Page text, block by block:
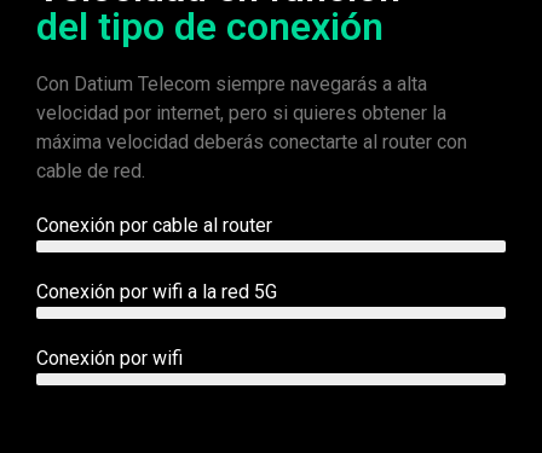
del tipo de conexión
Con Datium Telecom siempre navegarás a alta
velocidad por internet, pero si quieres obtener la
máxima velocidad deberás conectarte al router con
cable de red.
Conexión por cable al router
Conexión por wifi a la red 5G
Conexión por wifi